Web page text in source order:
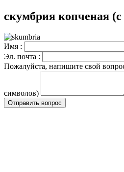
скумбрия копченая (с
Имя :
Эл. почта :
Пожалуйста, напишите свой
символов)
Отправить вопрос